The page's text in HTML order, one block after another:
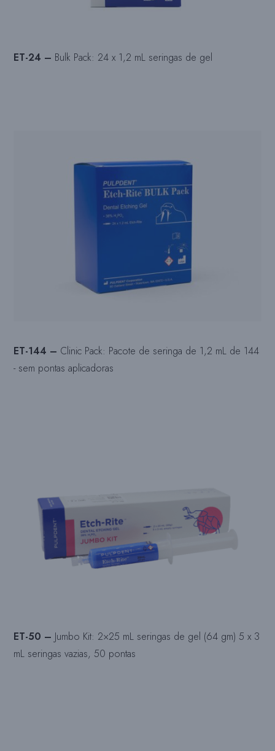
ET-24 – Bulk Pack: 24 x 1,2 mL seringas de gel
ET-144 – Clinic Pack: Pacote de seringa de 1,2 mL de 144
- sem pontas aplicadoras
ET-50 – Jumbo Kit: 2×25 mL seringas de gel (64 gm) 5 x 3
mL seringas vazias, 50 pontas